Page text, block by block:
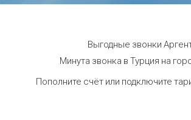
Выгодные звонки
Минута звонка в Турция на
Пополните счёт или подключите